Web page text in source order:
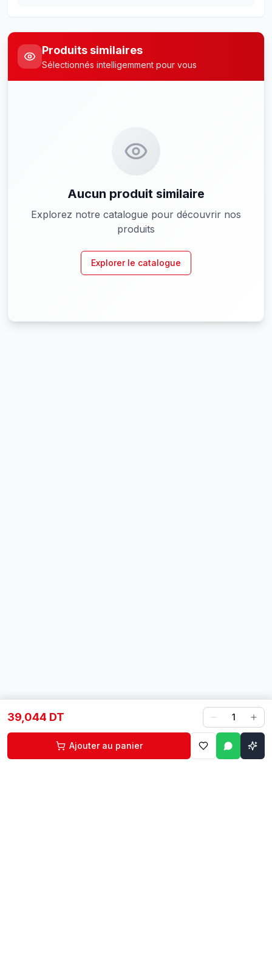
Produits similaires
Sélectionnés intelligemment pour vous
Aucun produit similaire
Explorez notre catalogue pour découvrir nos
produits
Explorer le catalogue
39,044 DT 1
Ajouter au panier